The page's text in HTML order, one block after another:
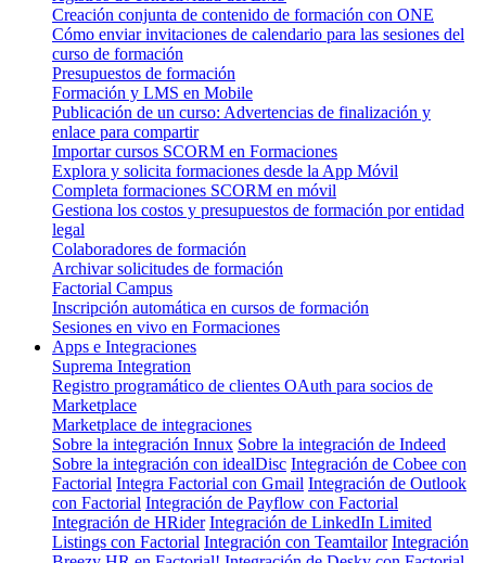
Creación conjunta de contenido de formación con ONE
Cómo enviar invitaciones de calendario para las sesiones del
curso de formación
Presupuestos de formación
Formación y LMS en Mobile
Publicación de un curso: Advertencias de finalización y
enlace para compartir
Importar cursos SCORM en Formaciones
Explora y solicita formaciones desde la App Móvil
Completa formaciones SCORM en móvil
Gestiona los costos y presupuestos de formación por entidad
legal
Colaboradores de formación
Archivar solicitudes de formación
Factorial Campus
Inscripción automática en cursos de formación
Sesiones en vivo en Formaciones
Apps e Integraciones
Suprema Integration
Registro programático de clientes OAuth para socios de
Marketplace
Marketplace de integraciones
Sobre la integración Innux Sobre la integración de Indeed
Sobre la integración con idealDisc Integración de Cobee con
Factorial Integra Factorial con Gmail Integración de Outlook
con Factorial Integración de Payflow con Factorial
Integración de HRider Integración de LinkedIn Limited
Listings con Factorial Integración con Teamtailor Integración